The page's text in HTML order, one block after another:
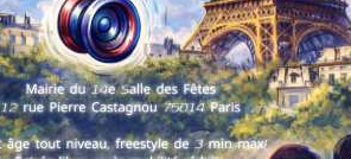
de France de la
le 18 avril – Paris 14e
03/2026byWebmaster2Risi